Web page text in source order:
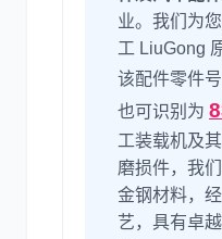
尼桑
业。我们为
工 LiuGong
该配件零件号
也可识别为
工装载机及
磨损件，我
金钢材料，
艺，具有卓